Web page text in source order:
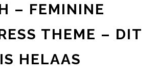
– FEMININE
THEME – DIT
HELAAS